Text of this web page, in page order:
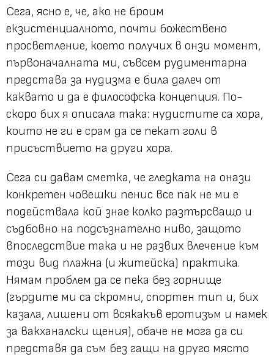
Сега, ясно е, че, ако не броим
екзистенциалното, почти божествено
просветление, което получих в онзи момент,
първоначалната ми, съвсем рудиментарна
представа за нудизма е била далеч от
каквато и да е философска концепция. По-
скоро бих я описала така: нудистите са хора,
които не ги е срам да се пекат голи в
присъствието на други хора.
Сега си давам сметка, че гледката на онази
конкретен човешки пенис все пак не ми е
подействала кой знае колко разтърсващо и
съдбовно на подсъзнателно ниво, защото
впоследствие така и не развих влечение към
този вид плажна (и житейска) практика.
Нямам проблем да се пека без горнище
(гърдите ми са скромни, спортен тип и, бих
казала, лишени от всякакъв еротизъм и намек
за вакханалски щения), обаче не мога да си
представя да съм без гащи на друго място